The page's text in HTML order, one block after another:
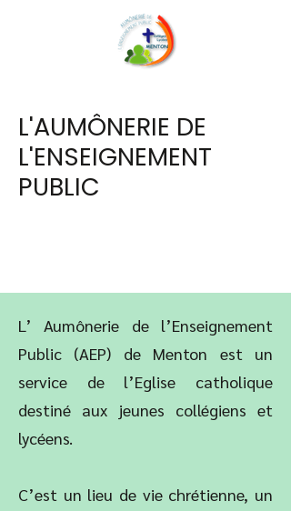
L'AUMÔNERIE DE
L'ENSEIGNEMENT
PUBLIC
L’ Aumônerie de l’Enseignement
Public (AEP) de Menton est un
service de l’Eglise catholique
destiné aux jeunes collégiens et
lycéens.
C’est un lieu de vie chrétienne, un